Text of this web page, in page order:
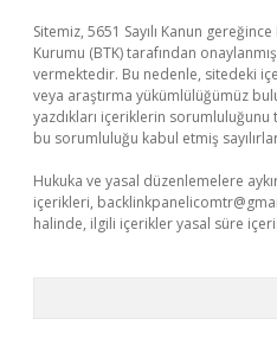
Sitemiz, 5651 Sayılı Kanun
Kurumu (BTK) tarafından
vermektedir. Bu nedenle, sitedeki
veya araştırma yükümlülüğümüz
yazdıkları içeriklerin
bu sorumluluğu kabul etmiş
Hukuka ve yasal düzenlemelere
içerikleri,
halinde, ilgili içerikler yasal süre